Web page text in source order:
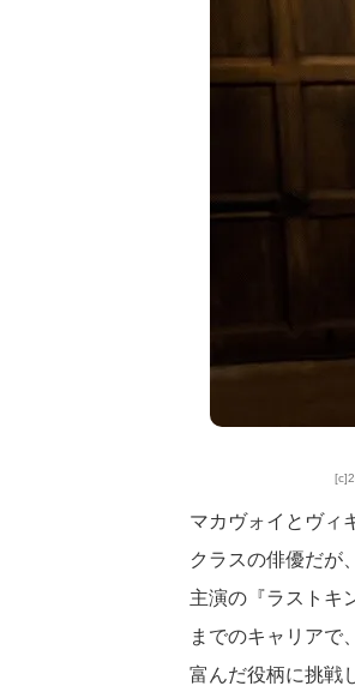
マカヴォイとヴィ
クラスの俳優だが
主演の『ラストキ
までのキャリアで
富んだ役柄に挑戦